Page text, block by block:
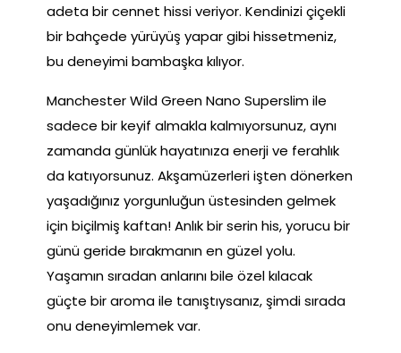
adeta bir cennet hissi veriyor. Kendinizi çiçekli
bir bahçede yürüyüş yapar gibi hissetmeniz,
bu deneyimi bambaşka kılıyor.
Manchester Wild Green Nano Superslim ile
sadece bir keyif almakla kalmıyorsunuz, aynı
zamanda günlük hayatınıza enerji ve ferahlık
da katıyorsunuz. Akşamüzerleri işten dönerken
yaşadığınız yorgunluğun üstesinden gelmek
için biçilmiş kaftan! Anlık bir serin his, yorucu bir
günü geride bırakmanın en güzel yolu.
Yaşamın sıradan anlarını bile özel kılacak
güçte bir aroma ile tanıştıysanız, şimdi sırada
onu deneyimlemek var.